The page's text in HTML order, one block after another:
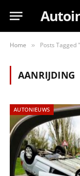
Home » Posts Tagged
AANRIJDING
AUTONIEUWS